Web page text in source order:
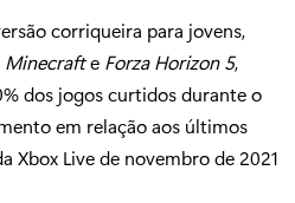
corriqueira para jovens,
Minecrafte Forza Horizon 5,
dos jogos curtidos durante o
em relação aos últimos
Xbox Live de novembro de 2021